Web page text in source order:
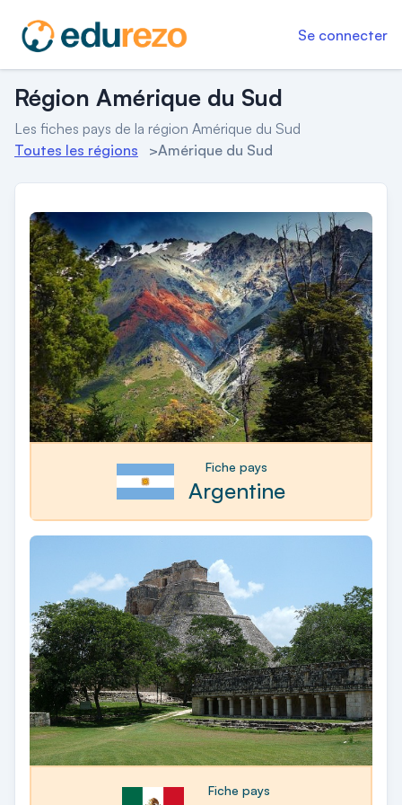
Se connecter
Région Amérique du Sud
Les fiches pays de la région Amérique du Sud
Toutes les régions
>Amérique du Sud
Fiche pays
Argentine
Fiche pays